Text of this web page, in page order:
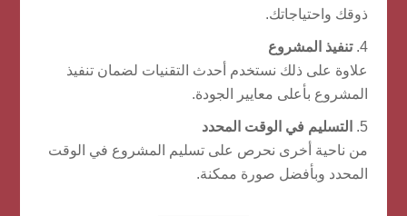
ذوقك واحتياجاتك.
تنفيذ المشروع
علاوة على ذلك نستخدم أحدث التقنيات لضمان تنفيذ
المشروع بأعلى معايير الجودة.
التسليم في الوقت المحدد
من ناحية أخرى نحرص على تسليم المشروع في الوقت
المحدد وبأفضل صورة ممكنة.